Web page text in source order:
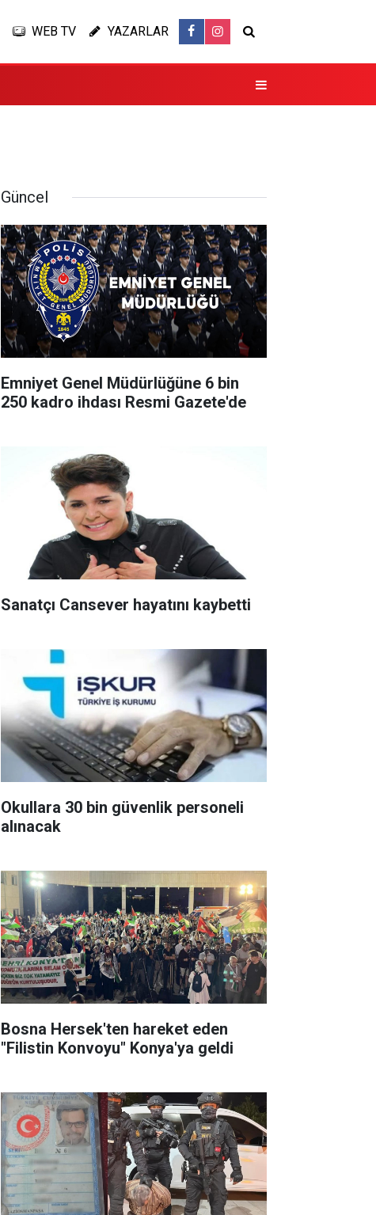
WEB TV YAZARLAR
Güncel
Emniyet Genel Müdürlüğüne 6 bin
250 kadro ihdası Resmi Gazete'de
Sanatçı Cansever hayatını kaybetti
Okullara 30 bin güvenlik personeli
alınacak
Bosna Hersek'ten hareket eden
"Filistin Konvoyu" Konya'ya geldi